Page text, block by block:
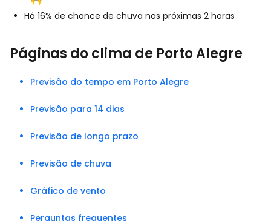
Há 16% de chance de chuva nas próximas 2 horas
Páginas do clima de Porto Alegre
Previsão do tempo em Porto Alegre
Previsão para 14 dias
Previsão de longo prazo
Previsão de chuva
Gráfico de vento
Perguntas frequentes